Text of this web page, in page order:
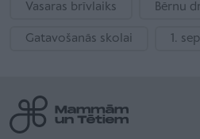
Vasaras brīvlaiks Bērnu
Gatavošanās skolai 1.